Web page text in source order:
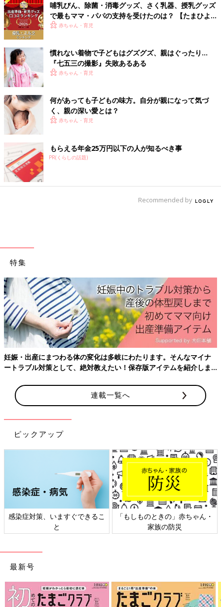
す」
2020年までにプラスチック製の使い捨てストローの廃止を決め
ているカフェやファミレスチェーンも。
子どもの学びが変わり、東京オリンピック・パラリンピックがあ
り、ファミレスからストローが消え、年末には嵐が活動休
止……。2020年はかなり忙しい1年になりそうですね。
■関連：【主婦調査】働き方改革で収入が「減った」と感じてい
る家庭は何割？
■文中のコメントは口コミサイト『ウィメンズパーク』の投稿を
再編集したものです。
哺乳びん、除菌・消毒グッズ、さく乳器、授乳グッズ
で最もママ・パパの支持を受けたのは？ 【たまひよ
赤ちゃんグッズ大賞2026】
赤ちゃん・育児
慣れない着物で子どもはグズグズ、親はぐったり…
『七五三の撮影』失敗あるある
赤ちゃん・育児
何があっても子どもの味方。自分が親になって気づ
く、親の深い愛とは？
赤ちゃん・育児
もらえる年金25万円以下の人が知るべき事
PR(くらしの話題)
Recommended by
特集
妊娠・出産にまつわる体の変化は多岐にわたります。そんなマイナ
ートラブル対策として、絶対教えたい！保存版アイテムを紹介しま
連載一覧へ
ピックアップ
感染症対策、いますぐできるこ
と
「もしものときの」赤ちゃん・
家族の防災
最新号